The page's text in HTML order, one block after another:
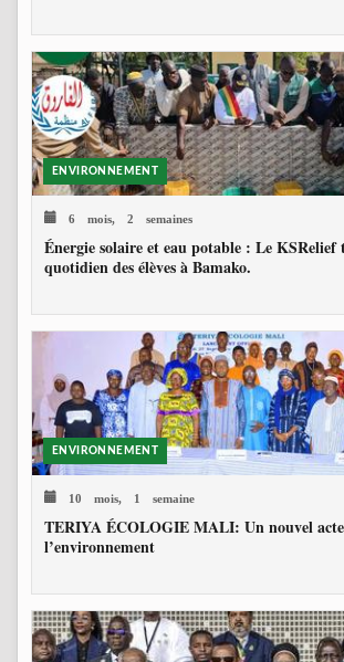
ENVIRONNEMENT
6 mois, 2 semaines
Énergie solaire et eau potable : Le KSRelief
quotidien des élèves à Bamako.
ENVIRONNEMENT
10 mois, 1 semaine
TERIYA ÉCOLOGIE MALI: Un nouvel
l’environnement